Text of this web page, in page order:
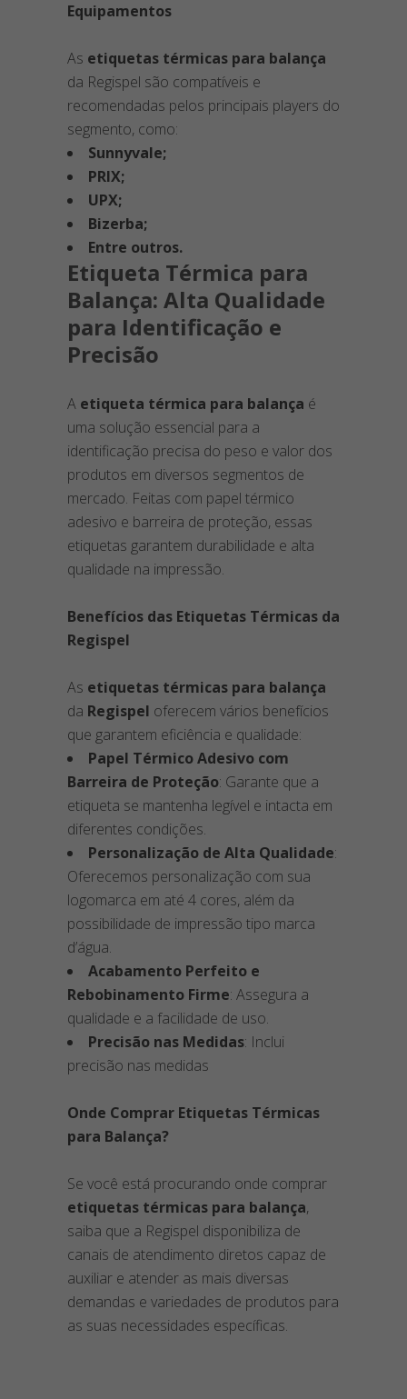
Equipamentos
As etiquetas térmicas para balança
da Regispel são compatíveis e
recomendadas pelos principais players do
segmento, como:
Sunnyvale;
PRIX;
UPX;
Bizerba;
Entre outros.
Etiqueta Térmica para
Balança: Alta Qualidade
para Identificação e
Precisão
A etiqueta térmica para balança é
uma solução essencial para a
identificação precisa do peso e valor dos
produtos em diversos segmentos de
mercado. Feitas com papel térmico
adesivo e barreira de proteção, essas
etiquetas garantem durabilidade e alta
qualidade na impressão.
Benefícios das Etiquetas Térmicas da
Regispel
As etiquetas térmicas para balança
da Regispel oferecem vários benefícios
que garantem eficiência e qualidade:
Papel Térmico Adesivo com
Barreira de Proteção: Garante que a
etiqueta se mantenha legível e intacta em
diferentes condições.
Personalização de Alta Qualidade:
Oferecemos personalização com sua
logomarca em até 4 cores, além da
possibilidade de impressão tipo marca
d’água.
Acabamento Perfeito e
Rebobinamento Firme: Assegura a
qualidade e a facilidade de uso.
Precisão nas Medidas: Inclui
precisão nas medidas
Onde Comprar Etiquetas Térmicas
para Balança?
Se você está procurando onde comprar
etiquetas térmicas para balança,
saiba que a Regispel disponibiliza de
canais de atendimento diretos capaz de
auxiliar e atender as mais diversas
demandas e variedades de produtos para
as suas necessidades específicas.